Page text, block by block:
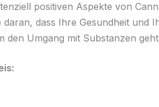
positiven Aspekte von
daran, dass Ihre Gesundheit und
den Umgang mit Substanzen